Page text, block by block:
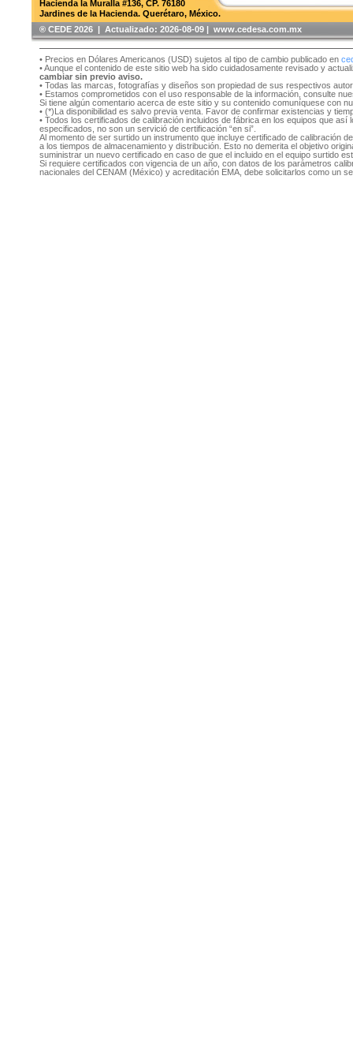
Hacienda la Muralla #136, CP. 76180
Jardines de la Hacienda. Querétaro, México.
®️ CEDE 2026 | Actualizado: 2026-08-09 | www.cedesa.com.mx
• Precios en Dólares Americanos (USD) sujetos al tipo de cambio publicado en
• Aunque el contenido de este sitio web ha sido cuidadosamente revisado y
cambiar sin previo aviso.
• Todas las marcas, fotografías y diseños son propiedad de sus respectivos
• Estamos comprometidos con el uso responsable de la información, consulte
Si tiene algún comentario acerca de este sitio y su contenido comuníquese con
• (*)La disponibilidad es salvo previa venta. Favor de confirmar existencias y
• Todos los certificados de calibración incluidos de fábrica en los equipos que
especificados, no son un servició de certificación “en si”.
Al momento de ser surtido un instrumento que incluye certificado de calibración
a los tiempos de almacenamiento y distribución. Esto no demerita el objetivo
suministrar un nuevo certificado en caso de que el incluido en el equipo surtido
Si requiere certificados con vigencia de un año, con datos de los parámetros
nacionales del CENAM (México) y acreditación EMA, debe solicitarlos como un